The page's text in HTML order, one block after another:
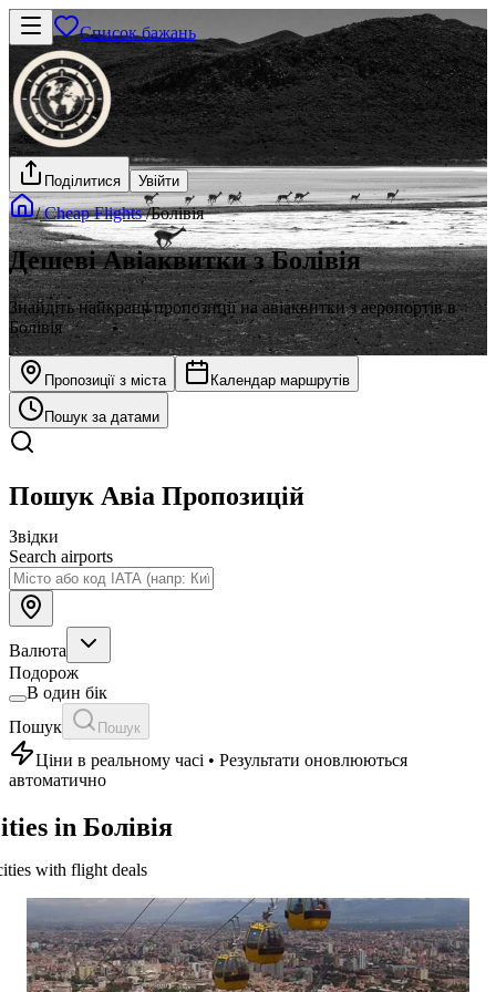
Список бажань
Поділитися Увійти
/Cheap Flights/Болівія
Дешеві Авіаквитки з Болівія
Знайдіть найкращі пропозиції на авіаквитки з аеропортів в
Болівія
Пропозиції з міста Календар маршрутів
Пошук за датами
Пошук Авіа Пропозицій
Звідки
Search airports
Валюта
Подорож
В один бік
Пошук
Пошук
Ціни в реальному часі • Результати оновлюються
автоматично
in Болівія
with flight deals